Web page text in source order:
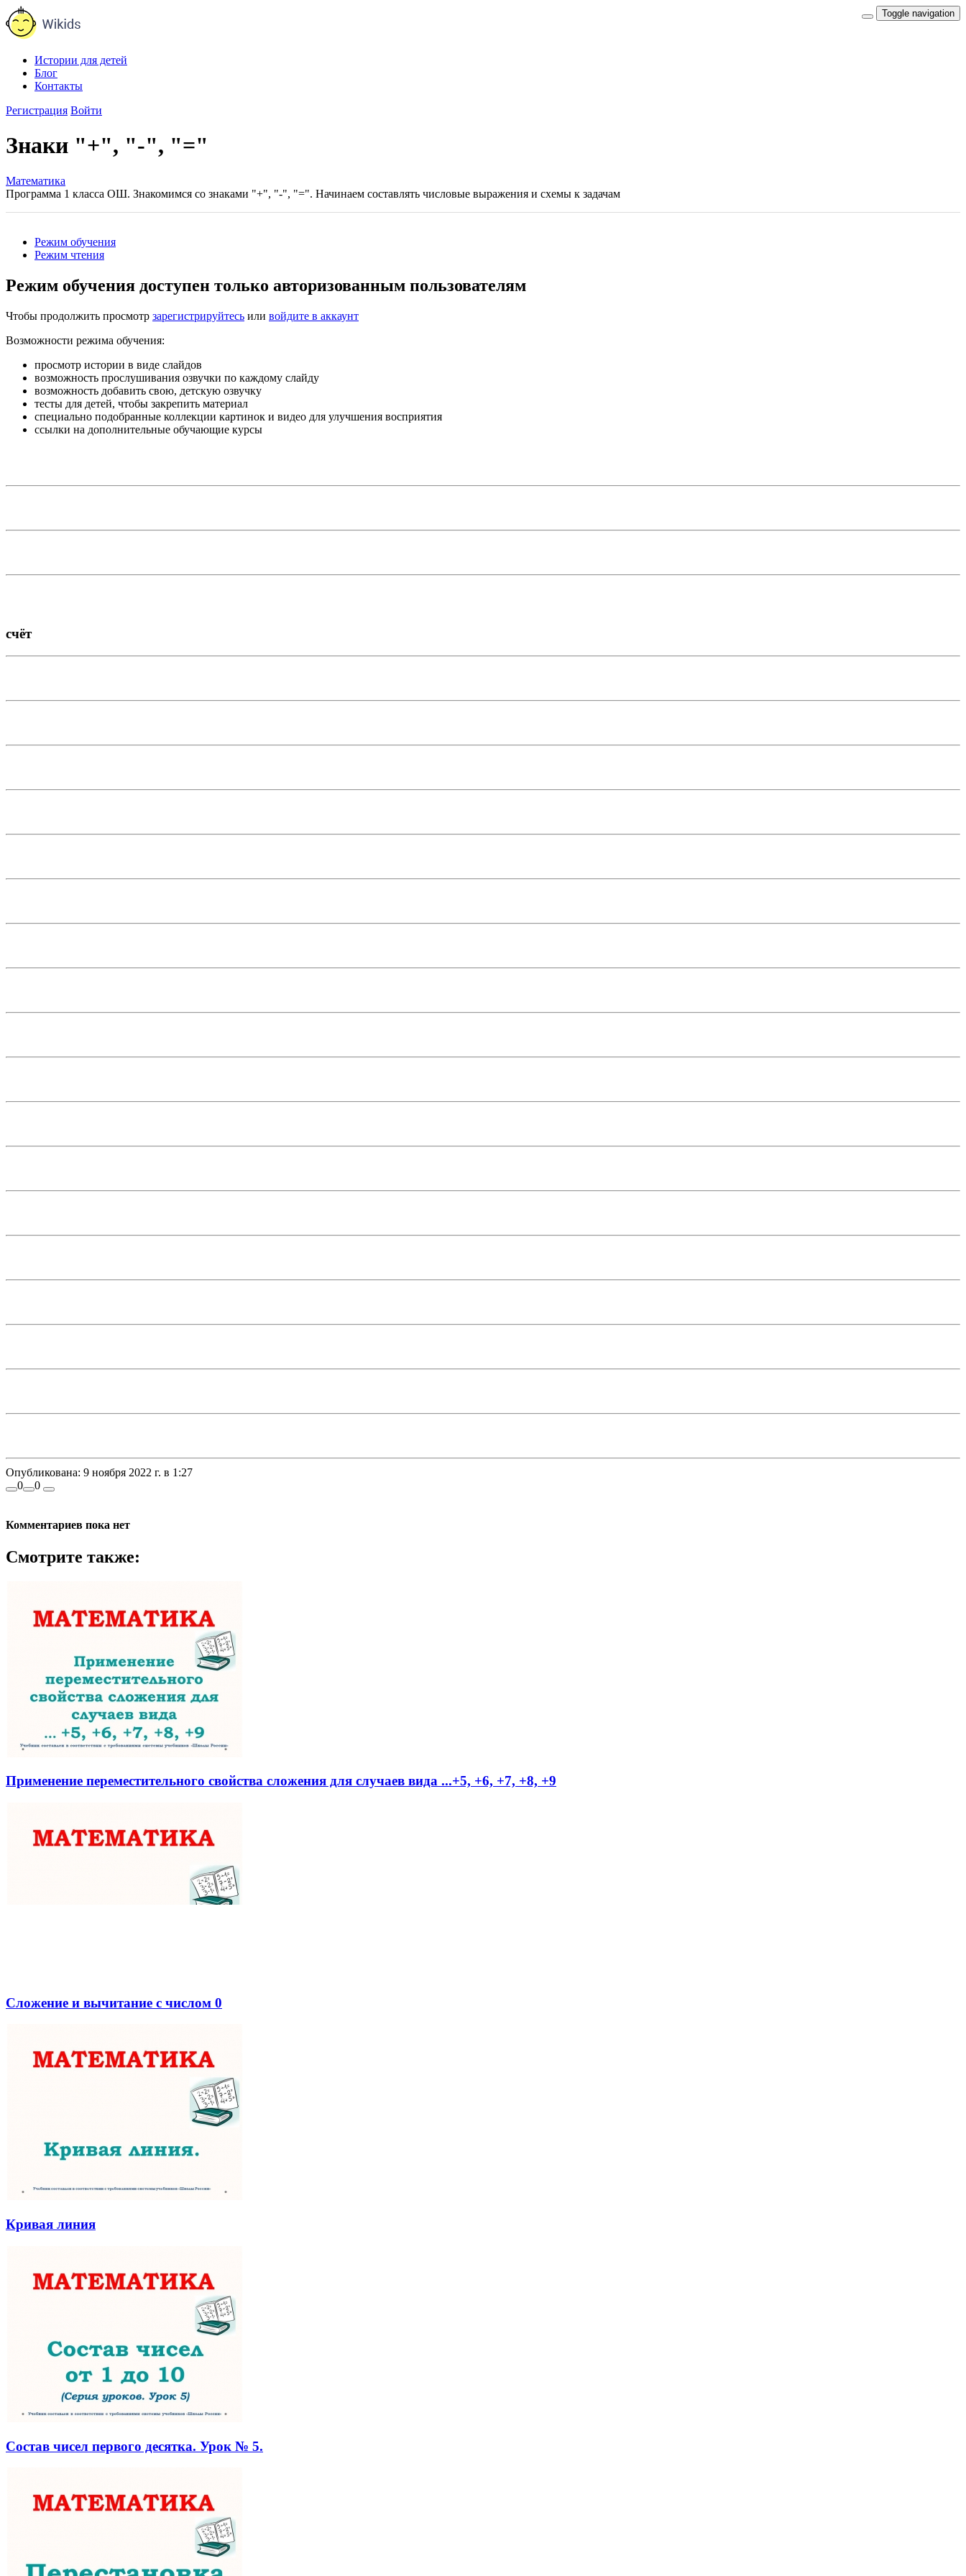
Toggle navigation
Истории для детей
Блог
Контакты
Регистрация Войти
Знаки "+", "-", "="
Математика
Программа 1 класса ОШ. Знакомимся со знаками "+", "-", "=". Начинаем составлять числовые выражения и схемы к задачам
Режим обучения
Режим чтения
Режим обучения доступен только авторизованным пользователям
Чтобы продолжить просмотр зарегистрируйтесь или войдите в аккаунт
Возможности режима обучения:
просмотр истории в виде слайдов
возможность прослушивания озвучки по каждому слайду
возможность добавить свою, детскую озвучку
тесты для детей, чтобы закрепить материал
специально подобранные коллекции картинок и видео для улучшения восприятия
ссылки на дополнительные обучающие курсы
счёт
Опубликована: 9 ноября 2022 г. в 1:27
0
0
Комментариев пока нет
Смотрите также:
Применение переместительного свойства сложения для случаев вида ...+5, +6, +7, +8, +9
Сложение и вычитание с числом 0
Кривая линия
Состав чисел первого десятка. Урок № 5.